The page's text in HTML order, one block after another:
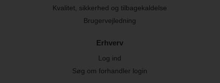
Kvalitet, sikkerhed og tilbagekaldelse
Brugervejledning
Erhverv
Log ind
Søg om forhandler login